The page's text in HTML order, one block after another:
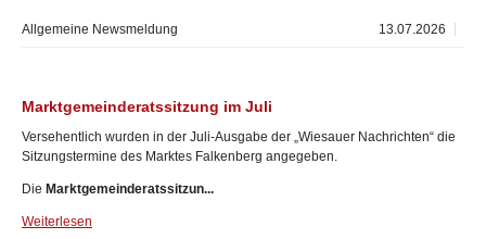
13.07.2026
Allgemeine Newsmeldung
Marktgemeinderatssitzung im Juli
Versehentlich wurden in der Juli-Ausgabe der „Wiesauer Nachrichten“ die
Sitzungstermine des Marktes Falkenberg angegeben.
Die Marktgemeinderatssitzun...
Weiterlesen